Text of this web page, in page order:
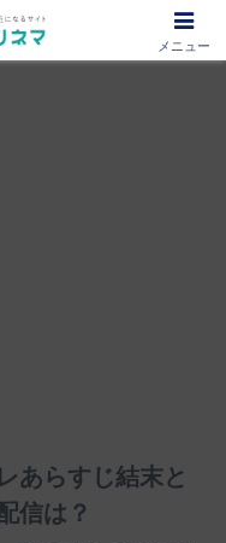
館『MIHOシネマ』
あらすじ結末と
信は？
メニュー